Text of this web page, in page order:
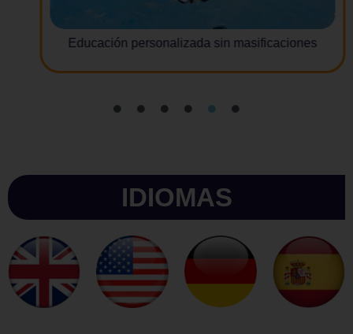
Educación personalizada sin masificaciones
IDIOMAS